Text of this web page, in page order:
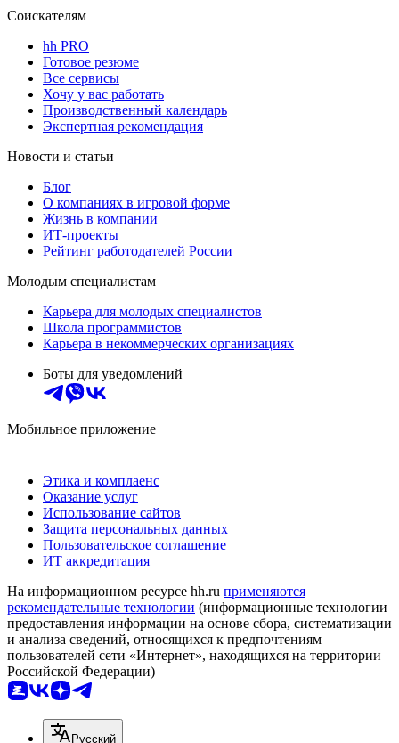
Соискателям
hh PRO
Готовое резюме
Все сервисы
Хочу у вас работать
Производственный календарь
Экспертная рекомендация
Новости и статьи
Блог
О компаниях в игровой форме
Жизнь в компании
ИТ-проекты
Рейтинг работодателей России
Молодым специалистам
Карьера для молодых специалистов
Школа программистов
Карьера в некоммерческих организациях
Боты для уведомлений
Мобильное приложение
Этика и комплаенс
Оказание услуг
Использование сайтов
Защита персональных данных
Пользовательское соглашение
ИТ аккредитация
На информационном ресурсе hh.ru применяются
рекомендательные технологии (информационные технологии
предоставления информации на основе сбора, систематизации
и анализа сведений, относящихся к предпочтениям
пользователей сети «Интернет», находящихся на территории
Российской Федерации)
Русский